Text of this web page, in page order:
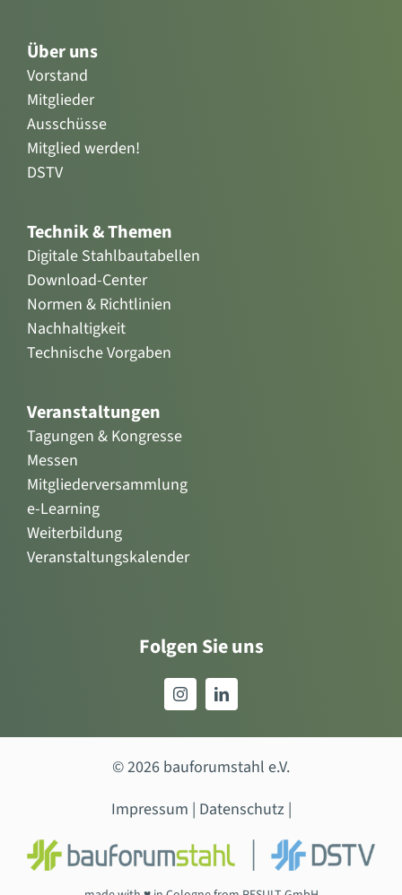
Über uns
Vorstand
Mitglieder
Ausschüsse
Mitglied werden!
DSTV
Technik & Themen
Digitale Stahlbautabellen
Download-Center
Normen & Richtlinien
Nachhaltigkeit
Technische Vorgaben
Veranstaltungen
Tagungen & Kongresse
Messen
Mitgliederversammlung
e-Learning
Weiterbildung
Veranstaltungskalender
Folgen Sie uns
© 2026 bauforumstahl e.V.
Impressum | Datenschutz|